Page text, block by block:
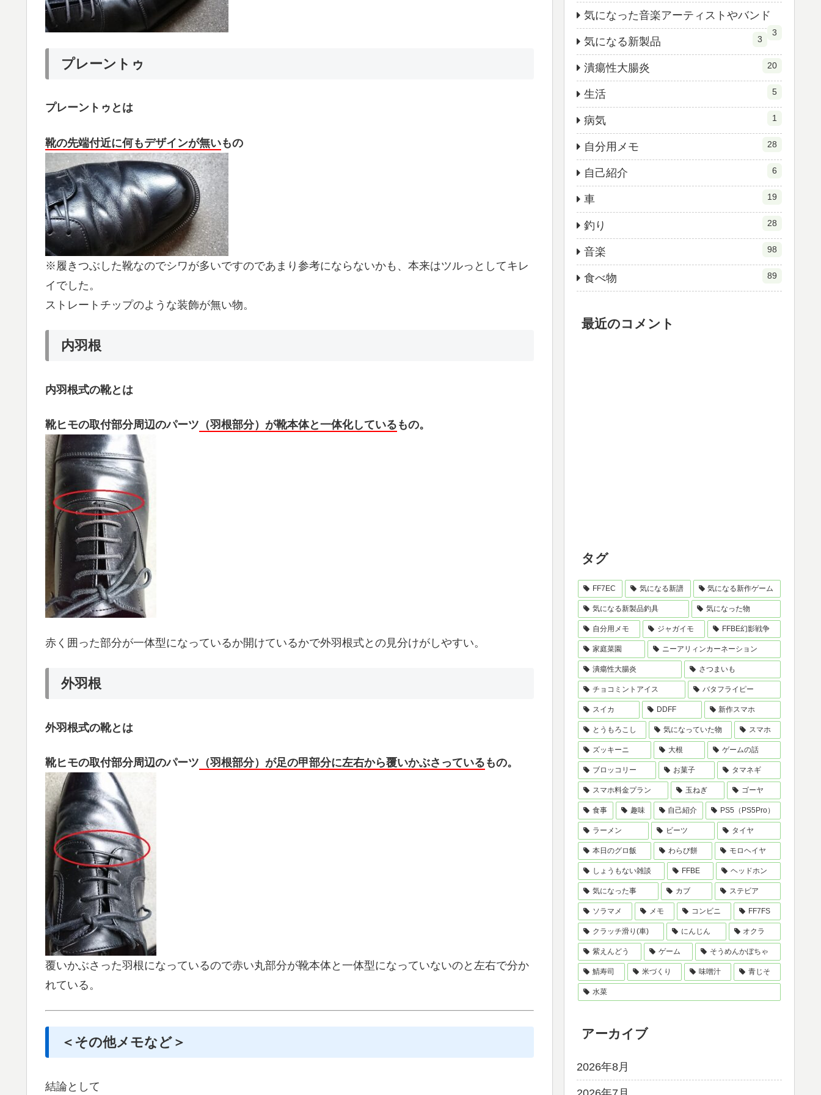
プレーントゥ
プレーントゥとは
靴の先端付近に何もデザインが無いもの
※履きつぶした靴なのでシワが多いですのであまり参考にならないかも、本来はツルっとしてキレ
イでした。
ストレートチップのような装飾が無い物。
内羽根
内羽根式の靴とは
靴ヒモの取付部分周辺のパーツ （羽根部分）が靴本体と一体化している もの。
赤く囲った部分が一体型になっているか開けているかで外羽根式との見分けがしやすい。
外羽根
外羽根式の靴とは
靴ヒモの取付部分周辺のパーツ （羽根部分）が足の甲部分に左右から覆いかぶさっている もの。
覆いかぶさった羽根になっているので赤い丸部分が靴本体と一体型になっていないのと左右で分か
れている。
＜その他メモなど＞
結論として
気になった音楽アーティストやバンド
3
気になる新製品 3
潰瘍性大腸炎 20
生活 5
病気 1
自分用メモ 28
自己紹介 6
車 19
釣り 28
音楽 98
食べ物 89
最近のコメント
タグ
FF7EC 気になる新譜 気になる新作ゲーム
気になる新製品釣具 気になった物
自分用メモ ジャガイモ FFBE幻影戦争
家庭菜園 ニーアリィンカーネーション
潰瘍性大腸炎 さつまいも
チョコミントアイス バタフライピー
スイカ DDFF 新作スマホ
とうもろこし 気になっていた物 スマホ
ズッキーニ 大根 ゲームの話
ブロッコリー お菓子 タマネギ
スマホ料金プラン 玉ねぎ ゴーヤ
食事 趣味 自己紹介 PS5（PS5Pro）
ラーメン ビーツ タイヤ
本日のグロ飯 わらび餅 モロヘイヤ
しょうもない雑談 FFBE ヘッドホン
気になった事 カブ ステビア
ソラマメ メモ コンビニ FF7FS
クラッチ滑り(車) にんじん オクラ
紫えんどう ゲーム そうめんかぼちゃ
鯖寿司 米づくり 味噌汁 青じそ
水菜
アーカイブ
2026年8月